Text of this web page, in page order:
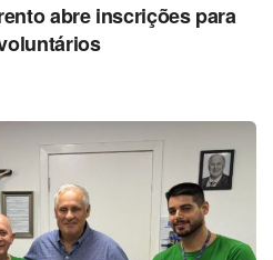
abre inscrições para